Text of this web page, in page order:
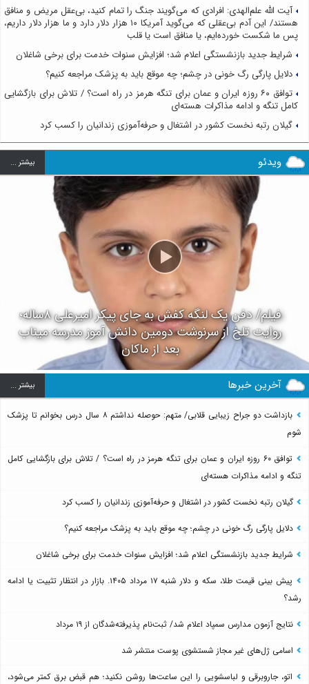
آیت الله علم‌الهدی: افرادی که می‌گویند جنگ را تمام کنید، بی‌عقل مریض و منافق
هستند/ این آدم بی‌عقلی که می‌گوید آمریکا ۱۰ هزار دلار دارد و ما هزار دلار داریم،
پس ما شکست خورده‌ایم، یا منافق است یا قلب
شرایط جدید بازنشستگی اعلام شد؛ افزایش سنوات خدمت برای برخی شاغلان
دلایل پارگی رگ خونی در چشم؛ چه موقع باید به پزشک مراجعه کنیم؟
توافق ۶۰ روزه ایران و عمان برای تنگه هرمز در راه است؟ / تلاش برای بازگشایی
کامل تنگه و ادامه مذاکرات هسته‌ای
گیلان رتبه نخست کشور در اشتغال و حرفه‌آموزی زندانیان را کسب کرد
ویدئو بيشتر ...
فیلم/ دفن یک لنگه کفش به جای پیکر امیرعلی ۸ساله؛
روایت تلخ از سرنوشت دومین دانش آموز مدرسه میناب
بعد از ماکان
آخرین خبرها بيشتر ...
بازداشت دو جراح زیبایی قلابی/ متهم: حوصله نداشتم ۸ سال درس بخوانم تا پزشک
شوم
توافق ۶۰ روزه ایران و عمان برای تنگه هرمز در راه است؟ / تلاش برای بازگشایی کامل
تنگه و ادامه مذاکرات هسته‌ای
گیلان رتبه نخست کشور در اشتغال و حرفه‌آموزی زندانیان را کسب کرد
دلایل پارگی رگ خونی در چشم؛ چه موقع باید به پزشک مراجعه کنیم؟
شرایط جدید بازنشستگی اعلام شد؛ افزایش سنوات خدمت برای برخی شاغلان
پیش بینی قیمت طلا، سکه و دلار شنبه ۱۷ مرداد ۱۴۰۵. بازار در انتظار تثبیت یا ادامه
رشد؟
نتایج آزمون مدارس سمپاد اعلام شد/ ثبت‌نام پذیرفته‌شدگان از ۱۹ مرداد
اسامی ژل‌های غیر مجاز شستشوی پوست منتشر شد
اتو، جاروبرقی و لباسشویی را این ساعت‌ها روشن نکنید؛ هم قبض برق کمتر می‌شود،